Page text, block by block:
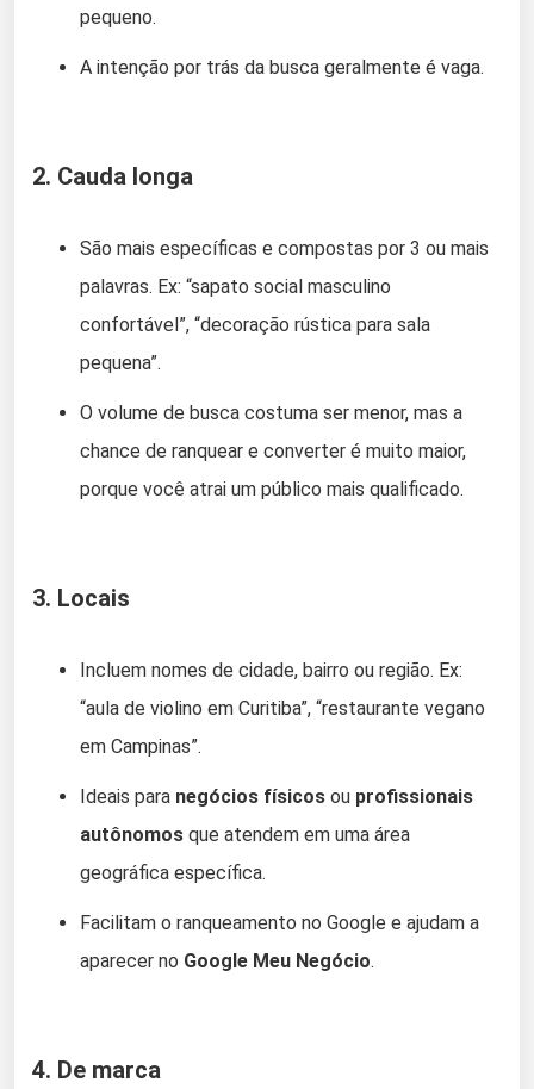
pequeno.
A intenção por trás da busca geralmente é vaga.
2. Cauda longa
São mais específicas e compostas por 3 ou mais
palavras. Ex: “sapato social masculino
confortável”, “decoração rústica para sala
pequena”.
O volume de busca costuma ser menor, mas a
chance de ranquear e converter é muito maior,
porque você atrai um público mais qualificado.
3. Locais
Incluem nomes de cidade, bairro ou região. Ex:
“aula de violino em Curitiba”, “restaurante vegano
em Campinas”.
Ideais para negócios físicos ou profissionais
autônomos que atendem em uma área
geográfica específica.
Facilitam o ranqueamento no Google e ajudam a
aparecer no Google Meu Negócio.
4. De marca